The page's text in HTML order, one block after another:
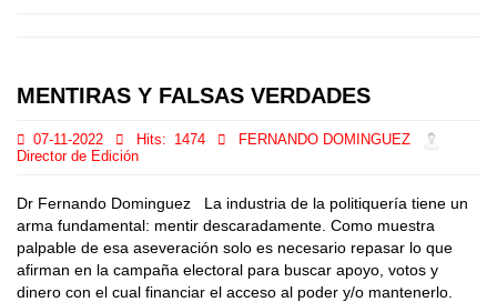
MENTIRAS Y FALSAS VERDADES
07-11-2022 Hits: 1474
FERNANDO DOMINGUEZ
Director de Edición
Dr Fernando Dominguez La industria de la politiquería tiene un
arma fundamental: mentir descaradamente. Como muestra
palpable de esa aseveración solo es necesario repasar lo que
afirman en la campaña electoral para buscar apoyo, votos y
dinero con el cual financiar el acceso al poder y/o mantenerlo.